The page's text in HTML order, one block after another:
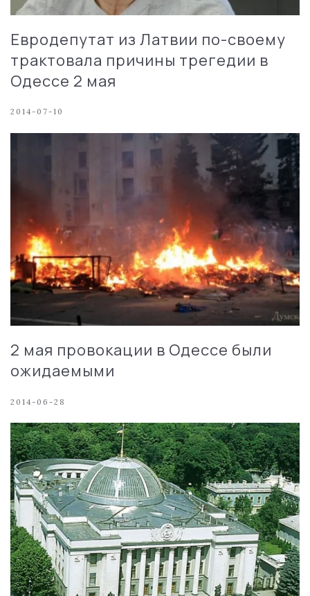
Евродепутат из Латвии по-своему
трактовала причины трегедии в
Одессе 2 мая
2014-07-10
2 мая провокации в Одессе были
ожидаемыми
2014-06-28